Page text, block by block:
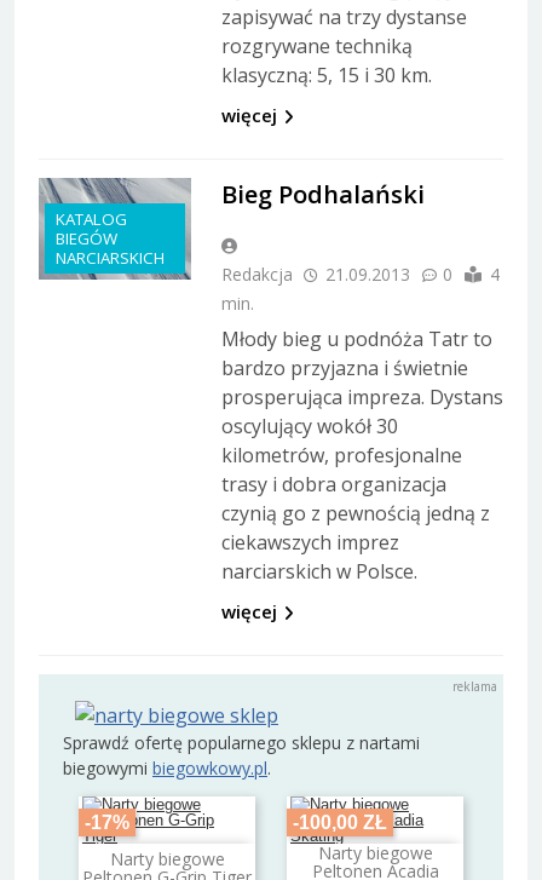
zapisywać na trzy dystanse
rozgrywane techniką
klasyczną: 5, 15 i 30 km.
więcej
KATALOG
BIEGÓW
NARCIARSKICH
Bieg Podhalański
Redakcja 21.09.2013 0
4
min.
Młody bieg u podnóża Tatr to
bardzo przyjazna i świetnie
prosperująca impreza. Dystans
oscylujący wokół 30
kilometrów, profesjonalne
trasy i dobra organizacja
czynią go z pewnością jedną z
ciekawszych imprez
narciarskich w Polsce.
więcej
Sprawdź ofertę popularnego sklepu z nartami
biegowymi biegowkowy.pl.
-17%
Narty biegowe
Dodaj do koszyka
-100,00 ZŁ
Narty biegowe
Peltonen Acadia
Dodaj do koszyka